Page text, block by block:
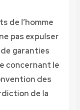
de l’homme
pas expulser
garanties
concernant le
des
de la